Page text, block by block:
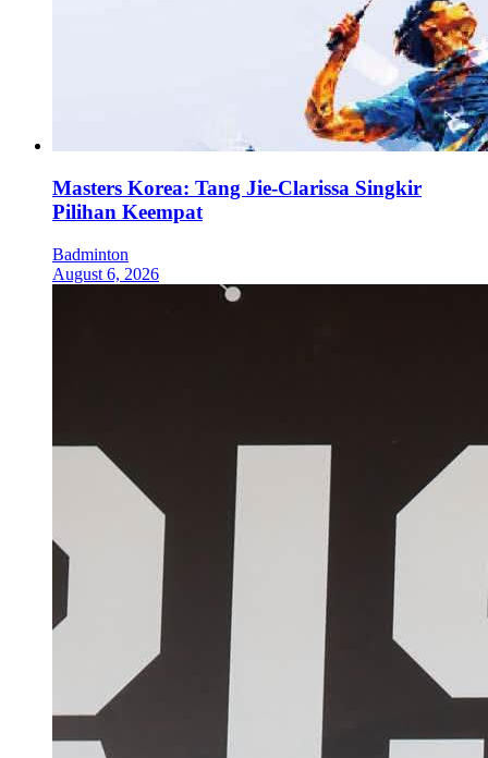
Masters Korea: Tang Jie-Clarissa Singkir
Pilihan Keempat
Badminton
August 6, 2026